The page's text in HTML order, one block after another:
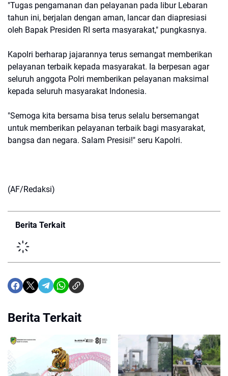
"Tugas pengamanan dan pelayanan pada libur Lebaran
tahun ini, berjalan dengan aman, lancar dan diapresiasi
oleh Bapak Presiden RI serta masyarakat," pungkasnya.
Kapolri berharap jajarannya terus semangat memberikan
pelayanan terbaik kepada masyarakat. Ia berpesan agar
seluruh anggota Polri memberikan pelayanan maksimal
kepada seluruh masyarakat Indonesia.
"Semoga kita bersama bisa terus selalu bersemangat
untuk memberikan pelayanan terbaik bagi masyarakat,
bangsa dan negara. Salam Presisi!" seru Kapolri.
(AF/Redaksi)
Berita Terkait
Berita Terkait